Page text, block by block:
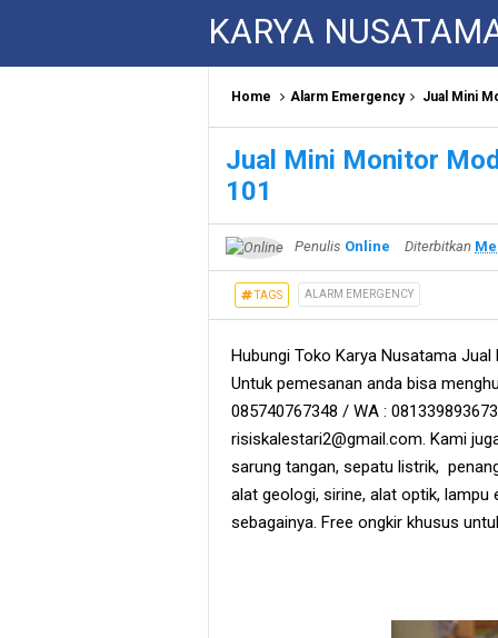
KARYA
Home Alarm Emergency Jual Mini
Jual Mini Monitor
101
Penulis Online Diterbitkan
TAGS ALARM EMERGENCY
Hubungi Toko Karya Nusatama
Untuk pemesanan anda bisa
085740767348 / WA :
risiskalestari2@gmail.com. Kami
sarung tangan, sepatu listrik,
alat geologi, sirine, alat optik,
sebagainya. Free ongkir khusus